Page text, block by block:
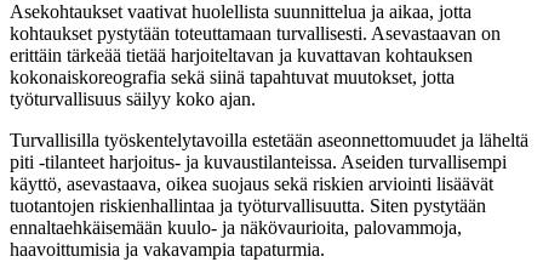
Asekohtaukset vaativat huolellista suunnittelua ja aikaa, jotta
kohtaukset pystytään toteuttamaan turvallisesti. Asevastaavan on
erittäin tärkeää tietää harjoiteltavan ja kuvattavan kohtauksen
kokonaiskoreografia sekä siinä tapahtuvat muutokset, jotta
työturvallisuus säilyy koko ajan.
Turvallisilla työskentelytavoilla estetään aseonnettomuudet ja läheltä
piti -tilanteet harjoitus- ja kuvaustilanteissa. Aseiden turvallisempi
käyttö, asevastaava, oikea suojaus sekä riskien arviointi lisäävät
tuotantojen riskienhallintaa ja työturvallisuutta. Siten pystytään
ennaltaehkäisemään kuulo- ja näkövaurioita, palovammoja,
haavoittumisia ja vakavampia tapaturmia.